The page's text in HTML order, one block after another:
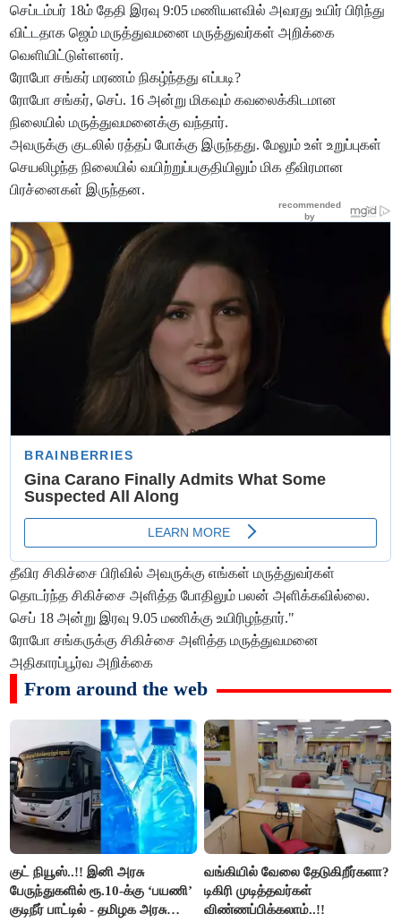
செப்டம்பர் 18ம் தேதி இரவு 9:05 மணியளவில் அவரது உயிர் பிரிந்து
விட்டதாக ஜெம் மருத்துவமனை மருத்துவர்கள் அறிக்கை
வெளியிட்டுள்ளனர்.
ரோபோ சங்கர் மரணம் நிகழ்ந்தது எப்படி?
ரோபோ சங்கர், செப். 16 அன்று மிகவும் கவலைக்கிடமான
நிலையில் மருத்துவமனைக்கு வந்தார்.
அவருக்கு குடலில் ரத்தப் போக்கு இருந்தது. மேலும் உள் உறுப்புகள்
செயலிழந்த நிலையில் வயிற்றுப்பகுதியிலும் மிக தீவிரமான
பிரச்னைகள் இருந்தன.
தீவிர சிகிச்சை பிரிவில் அவருக்கு எங்கள் மருத்துவர்கள்
தொடர்ந்த சிகிச்சை அளித்த போதிலும் பலன் அளிக்கவில்லை.
செப் 18 அன்று இரவு 9.05 மணிக்கு உயிரிழந்தார்."
ரோபோ சங்கருக்கு சிகிச்சை அளித்த மருத்துவமனை
அதிகாரப்பூர்வ அறிக்கை
From around the web
குட் நியூஸ்..!! இனி அரசு
பேருந்துகளில் ரூ.10-க்கு ‘பயணி’
குடிநீர் பாட்டில் - தமிழக அரசு
வங்கியில் வேலை தேடுகிறீர்களா?
டிகிரி முடித்தவர்கள்
விண்ணப்பிக்கலாம்..!!